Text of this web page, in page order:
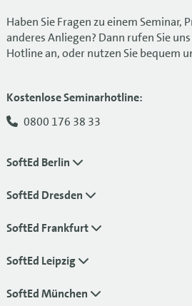
Haben Sie Fragen zu einem Seminar,
anderes Anliegen? Dann rufen Sie
Hotline an, oder nutzen Sie bequem
Kostenlose Seminarhotline:
0800 176 38 33
SoftEd Berlin
SoftEd Dresden
SoftEd Frankfurt
SoftEd Leipzig
SoftEd München